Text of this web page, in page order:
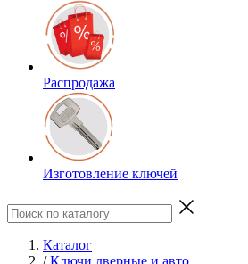
Распродажа
Изготовление ключей
Каталог
/ Ключи дверные и авто